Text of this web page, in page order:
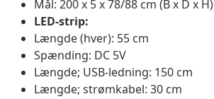
Mål: 200 x 5 x 78/88 cm (B x D x H)
LED-strip:
Længde (hver): 55 cm
Spænding: DC 5V
Længde; USB-ledning: 150 cm
Længde; strømkabel: 30 cm